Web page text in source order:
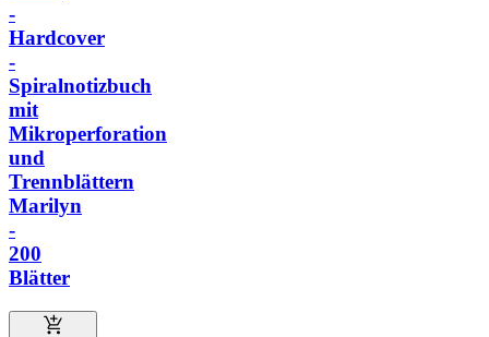
-
Hardcover
-
Spiralnotizbuch
mit
Mikroperforation
und
Trennblättern
Marilyn
-
200
Blätter